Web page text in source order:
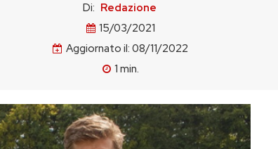
Di: Redazione
15/03/2021
Aggiornato il: 08/11/2022
1 min.